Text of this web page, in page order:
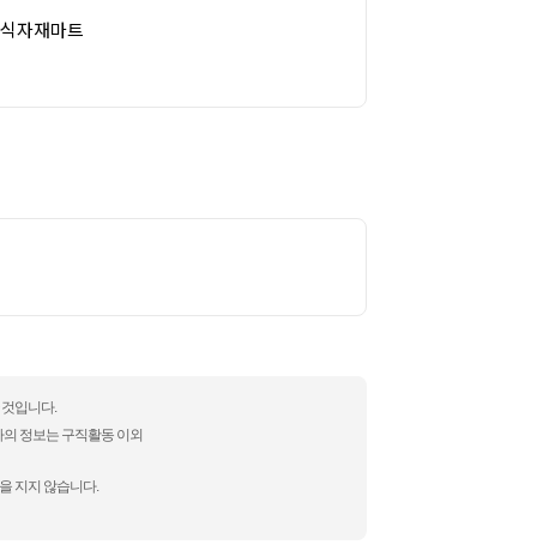
자재마트
입니다.
정보는 구직활동 이외
지지 않습니다.